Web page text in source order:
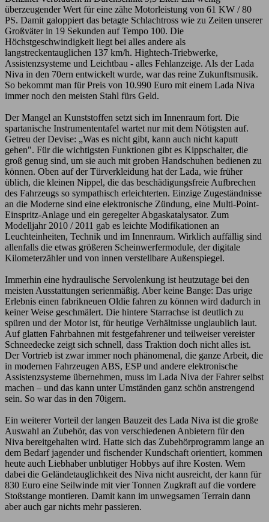
überzeugender Wert für eine zähe Motorleistung von 61 KW / 80
PS. Damit galoppiert das betagte Schlachtross wie zu Zeiten unserer
Großväter in 19 Sekunden auf Tempo 100. Die
Höchstgeschwindigkeit liegt bei alles andere als
langstreckentauglichen 137 km/h. Hightech-Triebwerke,
Assistenzsysteme und Leichtbau - alles Fehlanzeige. Als der Lada
Niva in den 70ern entwickelt wurde, war das reine Zukunftsmusik.
So bekommt man für Preis von 10.990 Euro mit einem Lada Niva
immer noch den meisten Stahl fürs Geld.
Der Mangel an Kunststoffen setzt sich im Innenraum fort. Die
spartanische Instrumententafel wartet nur mit dem Nötigsten auf.
Getreu der Devise: „Was es nicht gibt, kann auch nicht kaputt
gehen". Für die wichtigsten Funktionen gibt es Kippschalter, die
groß genug sind, um sie auch mit groben Handschuhen bedienen zu
können. Oben auf der Türverkleidung hat der Lada, wie früher
üblich, die kleinen Nippel, die das beschädigungsfreie Aufbrechen
des Fahrzeugs so sympathisch erleichterten. Einzige Zugeständnisse
an die Moderne sind eine elektronische Zündung, eine Multi-Point-
Einspritz-Anlage und ein geregelter Abgaskatalysator. Zum
Modelljahr 2010 / 2011 gab es leichte Modifikationen an
Leuchteinheiten, Technik und im Innenraum. Wirklich auffällig sind
allenfalls die etwas größeren Scheinwerfermodule, der digitale
Kilometerzähler und von innen verstellbare Außenspiegel.
Immerhin eine hydraulische Servolenkung ist heutzutage bei den
meisten Ausstattungen serienmäßig. Aber keine Bange: Das urige
Erlebnis einen fabrikneuen Oldie fahren zu können wird dadurch in
keiner Weise geschmälert. Die hintere Starrachse ist deutlich zu
spüren und der Motor ist, für heutige Verhältnisse unglaublich laut.
Auf glatten Fahrbahnen mit festgefahrener und teilweiser vereister
Schneedecke zeigt sich schnell, dass Traktion doch nicht alles ist.
Der Vortrieb ist zwar immer noch phänomenal, die ganze Arbeit, die
in modernen Fahrzeugen ABS, ESP und andere elektronische
Assistenzsysteme übernehmen, muss im Lada Niva der Fahrer selbst
machen – und das kann unter Umständen ganz schön anstrengend
sein. So war das in den 70igern.
Ein weiterer Vorteil der langen Bauzeit des Lada Niva ist die große
Auswahl an Zubehör, das von verschiedenen Anbietern für den
Niva bereitgehalten wird. Hatte sich das Zubehörprogramm lange an
dem Bedarf jagender und fischender Kundschaft orientiert, kommen
heute auch Liebhaber unblutiger Hobbys auf ihre Kosten. Wem
dabei die Geländetauglichkeit des Niva nicht ausreicht, der kann für
830 Euro eine Seilwinde mit vier Tonnen Zugkraft auf die vordere
Stoßstange montieren. Damit kann im unwegsamen Terrain dann
aber auch gar nichts mehr passieren.